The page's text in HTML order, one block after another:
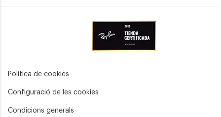
Política de cookies
Configuració de les cookies
Condicions generals